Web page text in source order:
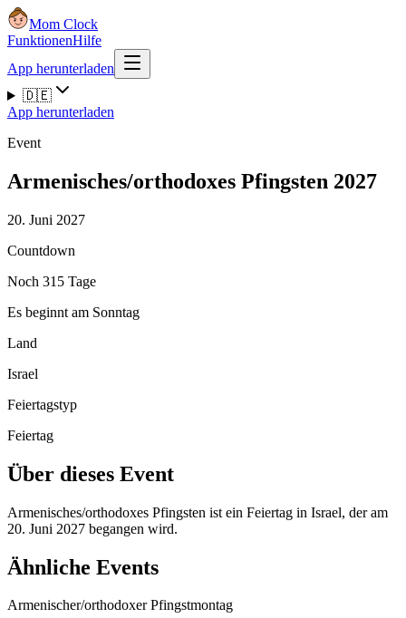
Mom Clock
FunktionenHilfe
App herunterladen
🇩🇪
App herunterladen
Event
Armenisches/orthodoxes Pfingsten 2027
20. Juni 2027
Countdown
Noch 315 Tage
Es beginnt am Sonntag
Land
Israel
Feiertagstyp
Feiertag
Über dieses Event
Armenisches/orthodoxes Pfingsten ist ein Feiertag in Israel, der am
20. Juni 2027 begangen wird.
Ähnliche Events
Armenischer/orthodoxer Pfingstmontag